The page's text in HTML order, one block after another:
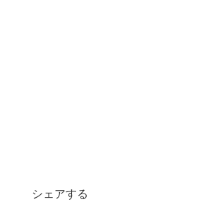
シェアする